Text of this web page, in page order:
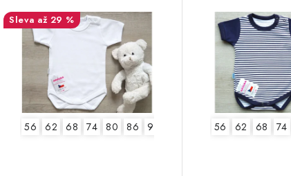
až 29 %
56 62 68 74 80 86 92 2.jakost v.80
56 62 68 74